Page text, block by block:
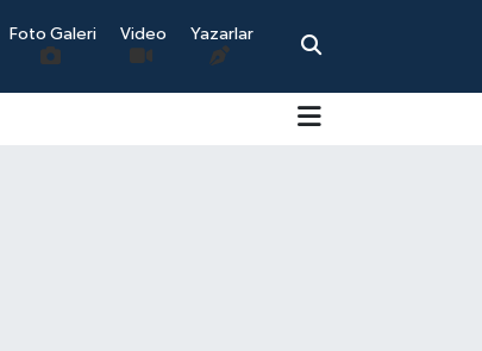
Foto Galeri Video Yazarlar